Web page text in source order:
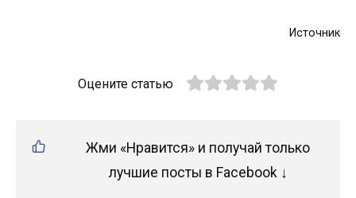
Источник
Оцените статью
Жми «Нравится» и получай только
лучшие посты в Facebook ↓